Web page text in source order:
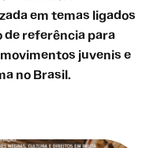
em temas ligados
de referência para
juvenis e
no Brasil.